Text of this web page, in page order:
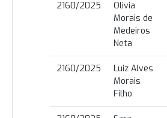
2160/2025
Olivia
Morais de
Medeiros
Neta
2160/2025
Luiz Alves
Morais
Filho